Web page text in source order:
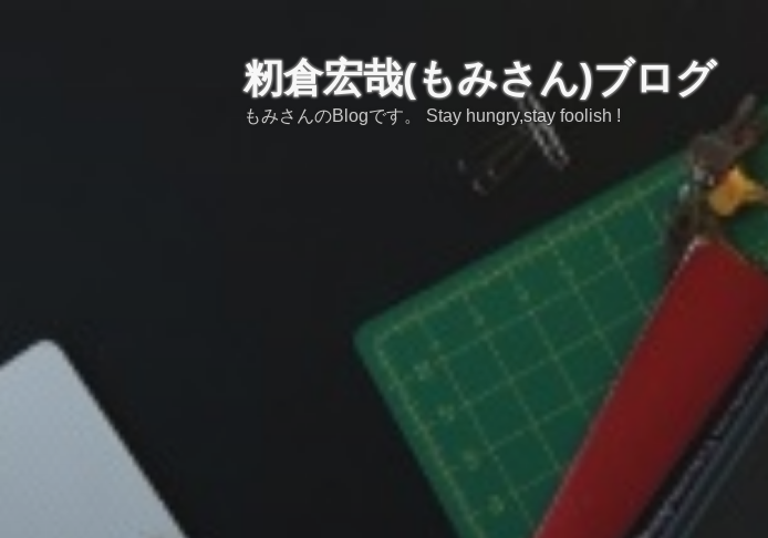
籾倉宏哉(もみさん)ブログ
もみさんのBlogです。 Stay hungry,stay foolish !